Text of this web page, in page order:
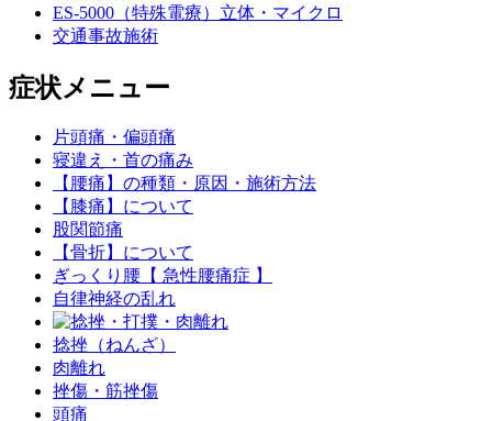
ES-5000（特殊電療）立体・マイクロ
交通事故施術
症状メニュー
片頭痛・偏頭痛
寝違え・首の痛み
【腰痛】の種類・原因・施術方法
【膝痛】について
股関節痛
【骨折】について
ぎっくり腰【 急性腰痛症 】
自律神経の乱れ
捻挫（ねんざ）
肉離れ
挫傷・筋挫傷
頭痛